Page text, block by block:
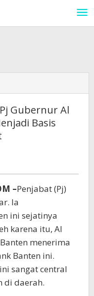
Gubernur Al
Basis
–Penjabat (Pj)
Ia
ini sejatinya
karena itu, Al
menerima
Banten ini.
sangat central
di daerah.